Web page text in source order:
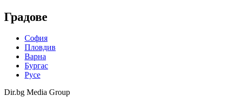
Градове
София
Пловдив
Варна
Бургас
Русе
Dir.bg Media Group